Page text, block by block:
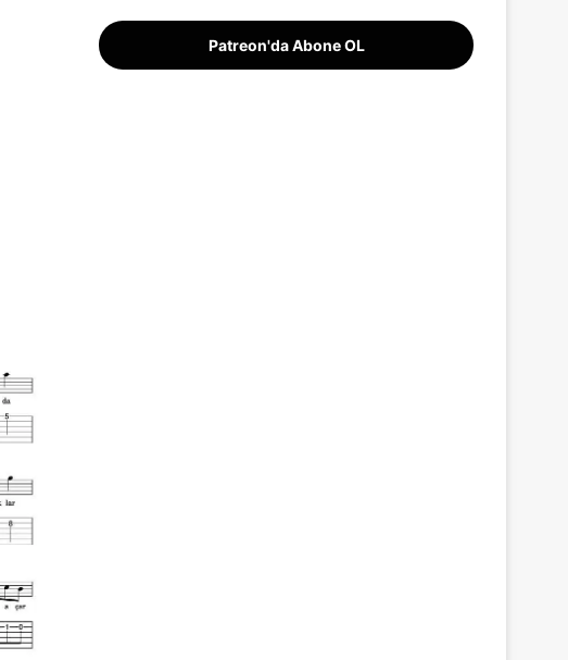
Patreon'da Abone OL